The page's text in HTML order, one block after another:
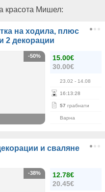
красота Мишел:
на ходила, плюс
2 декорации
15.00€
30.00€
23.02 - 14.08
16:13:28
57 грабнати
Варна
-50%
и сваляне
12.78€
20.45€
-38%